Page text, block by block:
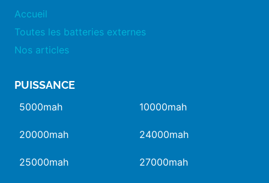
Accueil
Toutes les batteries externes
Nos articles
PUISSANCE
5000mah 10000mah
20000mah 24000mah
25000mah 27000mah